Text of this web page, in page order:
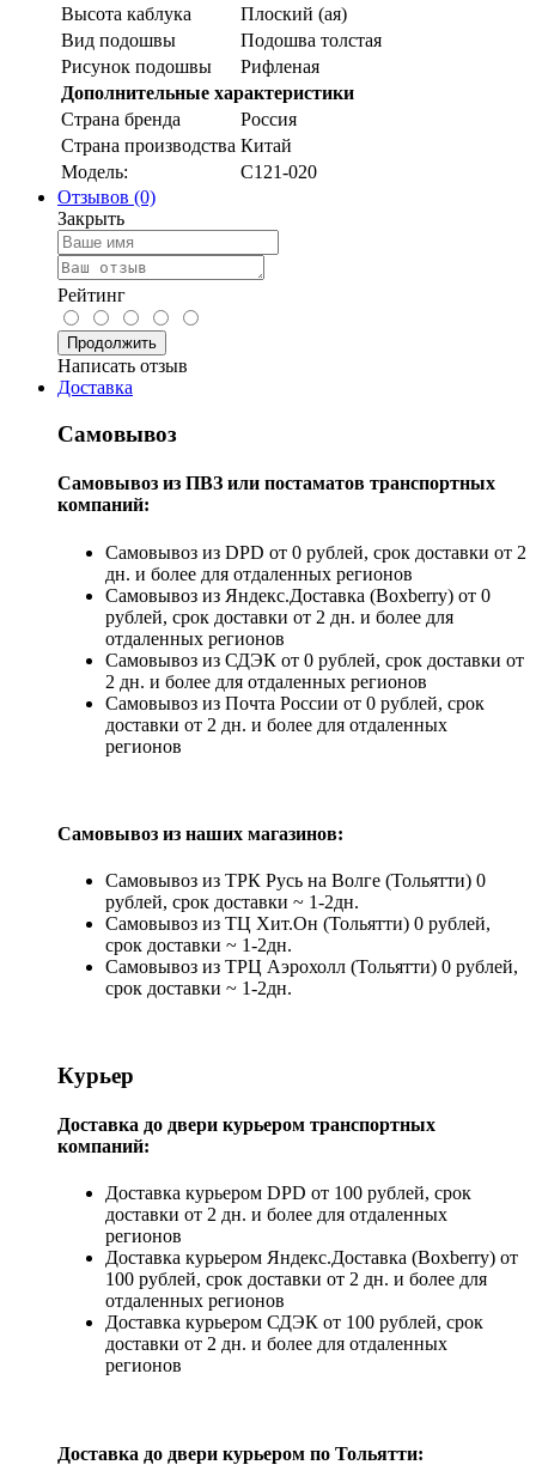
Высота каблука
Плоский (ая)
Вид подошвы
Подошва толстая
Рисунок подошвы
Рифленая
Дополнительные характеристики
Страна бренда
Россия
Страна производства Китай
Модель:
C121-020
Отзывов (0)
Закрыть
Рейтинг
Продолжить
Написать отзыв
Доставка
Самовывоз
Самовывоз из ПВЗ или постаматов транспортных
компаний:
Самовывоз из DPD от 0 рублей, срок доставки от 2
дн. и более для отдаленных регионов
Самовывоз из Яндекс.Доставка (Boxberry) от 0
рублей, срок доставки от 2 дн. и более для
отдаленных регионов
Самовывоз из СДЭК от 0 рублей, срок доставки от
2 дн. и более для отдаленных регионов
Самовывоз из Почта России от 0 рублей, срок
доставки от 2 дн. и более для отдаленных
регионов
Самовывоз из наших магазинов:
Самовывоз из ТРК Русь на Волге (Тольятти) 0
рублей, срок доставки ~ 1-2дн.
Самовывоз из ТЦ Хит.Он (Тольятти) 0 рублей,
срок доставки ~ 1-2дн.
Самовывоз из ТРЦ Аэрохолл (Тольятти) 0 рублей,
срок доставки ~ 1-2дн.
Курьер
Доставка до двери курьером транспортных
компаний:
Доставка курьером DPD от 100 рублей, срок
доставки от 2 дн. и более для отдаленных
регионов
Доставка курьером Яндекс.Доставка (Boxberry) от
100 рублей, срок доставки от 2 дн. и более для
отдаленных регионов
Доставка курьером СДЭК от 100 рублей, срок
доставки от 2 дн. и более для отдаленных
регионов
Доставка до двери курьером по Тольятти: